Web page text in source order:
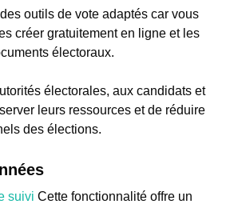
outils de vote adaptés car vous
créer gratuitement en ligne et les
électoraux.
électorales, aux candidats et
leurs ressources et de réduire
des élections.
suivi Cette fonctionnalité offre un